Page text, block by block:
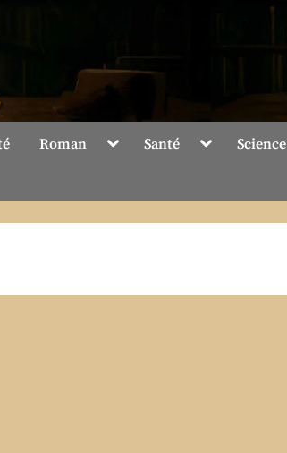
Roman ToggleSanté ToggleScience